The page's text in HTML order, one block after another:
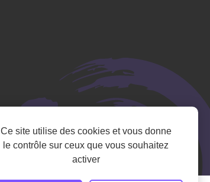
Ce site utilise des cookies et vous donne
le contrôle sur ceux que vous souhaitez
activer